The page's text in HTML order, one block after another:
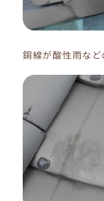
銅線が酸性雨など